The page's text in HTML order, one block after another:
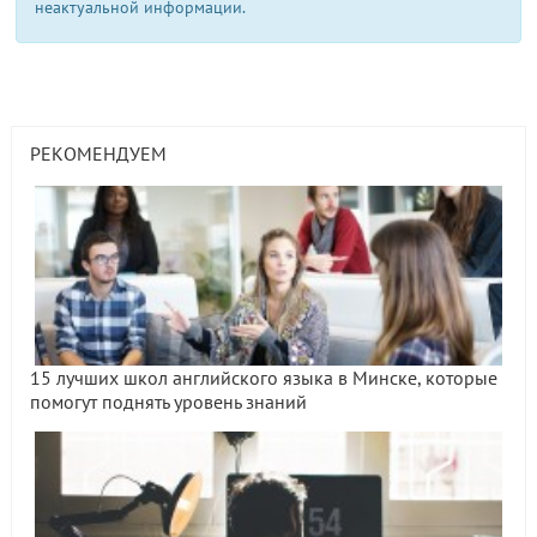
неактуальной информации.
РЕКОМЕНДУЕМ
15 лучших школ английского языка в Минске, которые
помогут поднять уровень знаний